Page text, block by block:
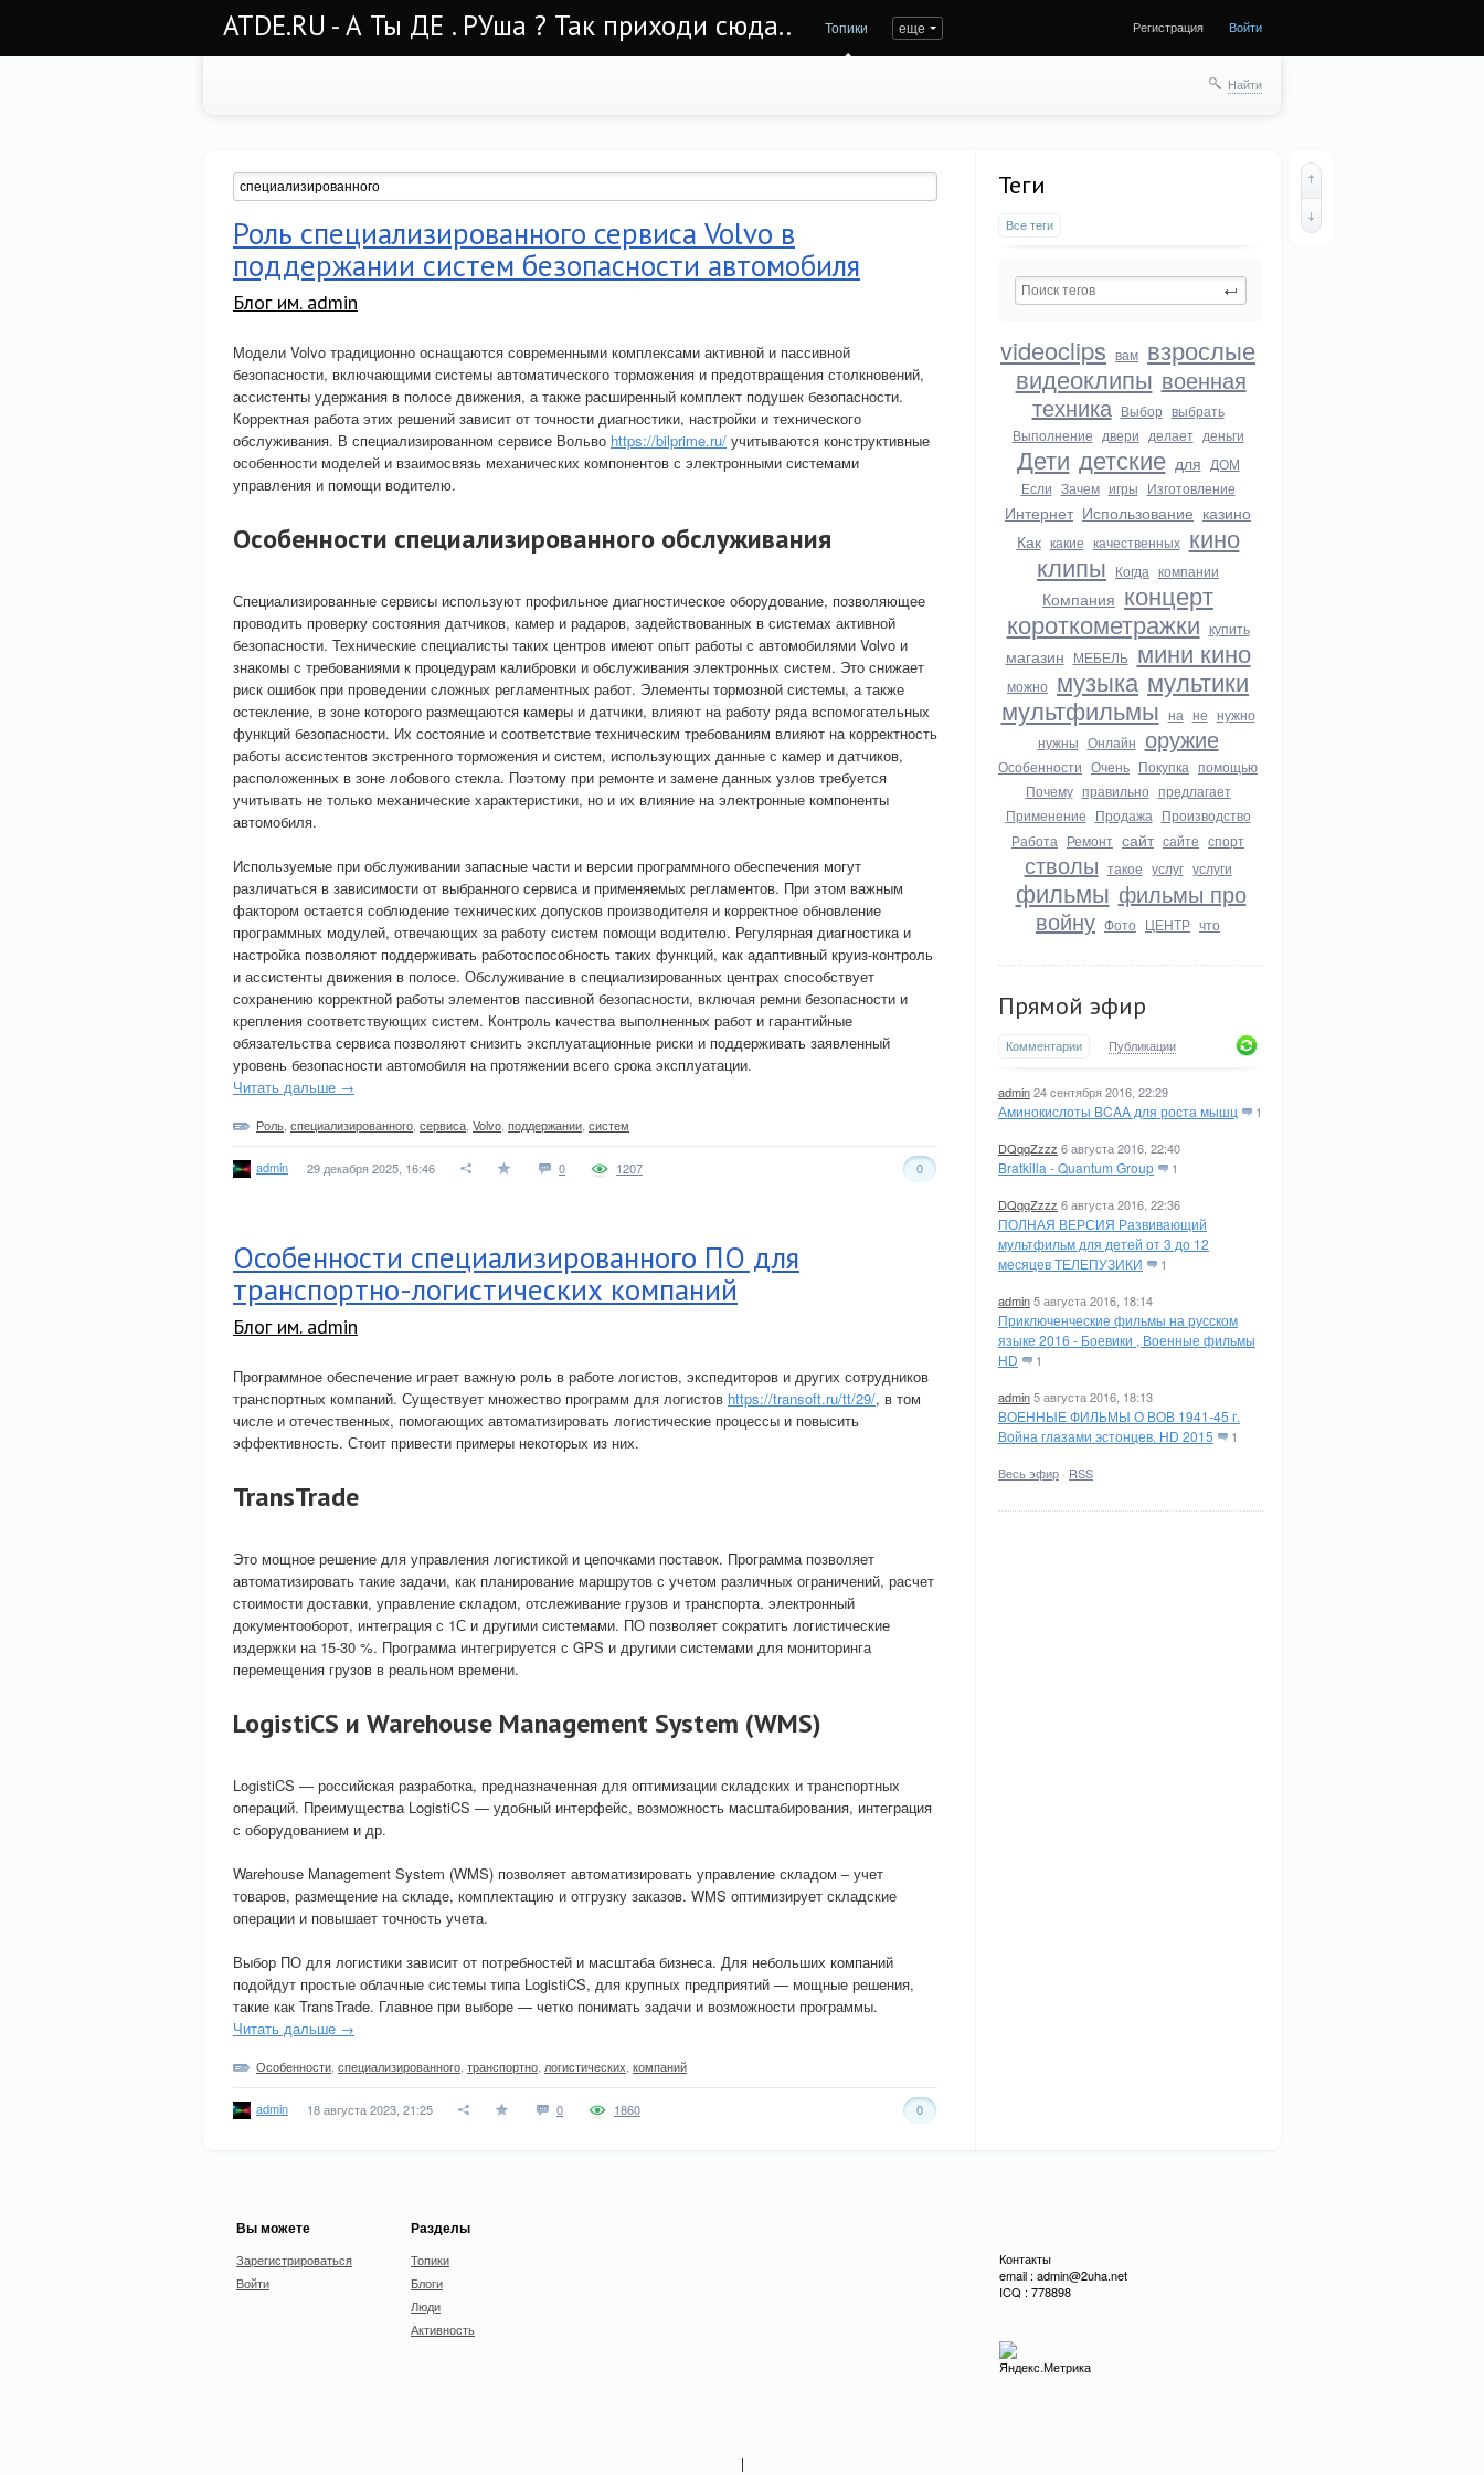
ATDE.RU - А Ты ДЕ . РУша ? Так приходи сюда.. Топики еще Регистрация Войти
Найти
Теги
Все теги
videoclips вам взрослые
видеоклипы военная
техника Выбор выбрать
Выполнение двери делает деньги
Дети детские для ДОМ
Если Зачем игры Изготовление
Интернет Использование казино
Как какие качественных кино
клипы Когда компании
Компания концерт
короткометражки купить
магазин МЕБЕЛЬ мини кино
можно музыка мультики
мультфильмы на не нужно
нужны Онлайн оружие
Особенности Очень Покупка помощью
Почему правильно предлагает
Применение Продажа Производство
Работа Ремонт сайт сайте спорт
стволы такое услуг услуги
фильмы фильмы про
войну Фото ЦЕНТР что
Прямой эфир
Комментарии Публикации
admin24 сентября 2016, 22:29
Аминокислоты BCAA для роста мышц 1
DQqqZzzz 6 августа 2016, 22:40
Bratkilla - Quantum Group 1
DQqqZzzz 6 августа 2016, 22:36
ПОЛНАЯ ВЕРСИЯ Развивающий
мультфильм для детей от 3 до 12
месяцев ТЕЛЕПУЗИКИ
1
admin5 августа 2016, 18:14
Приключенческие фильмы на русском
языке 2016 - Боевики , Военные фильмы
HD
1
admin5 августа 2016, 18:13
ВОЕННЫЕ ФИЛЬМЫ О ВОВ 1941-45 г.
Война глазами эстонцев. HD 2015
1
Весь эфир · RSS
Роль специализированного сервиса Volvo в
поддержании систем безопасности автомобиля
Блог им. admin
Модели Volvo традиционно оснащаются современными комплексами активной и пассивной
безопасности, включающими системы автоматического торможения и предотвращения столкновений,
ассистенты удержания в полосе движения, а также расширенный комплект подушек безопасности.
Корректная работа этих решений зависит от точности диагностики, настройки и технического
обслуживания. В специализированном сервисе Вольво https://bilprime.ru/ учитываются конструктивные
особенности моделей и взаимосвязь механических компонентов с электронными системами
управления и помощи водителю.
Особенности специализированного обслуживания
Специализированные сервисы используют профильное диагностическое оборудование, позволяющее
проводить проверку состояния датчиков, камер и радаров, задействованных в системах активной
безопасности. Технические специалисты таких центров имеют опыт работы с автомобилями Volvo и
знакомы с требованиями к процедурам калибровки и обслуживания электронных систем. Это снижает
риск ошибок при проведении сложных регламентных работ. Элементы тормозной системы, а также
остекление, в зоне которого размещаются камеры и датчики, влияют на работу ряда вспомогательных
функций безопасности. Их состояние и соответствие техническим требованиям влияют на корректность
работы ассистентов экстренного торможения и систем, использующих данные с камер и датчиков,
расположенных в зоне лобового стекла. Поэтому при ремонте и замене данных узлов требуется
учитывать не только механические характеристики, но и их влияние на электронные компоненты
автомобиля.
Используемые при обслуживании запасные части и версии программного обеспечения могут
различаться в зависимости от выбранного сервиса и применяемых регламентов. При этом важным
фактором остается соблюдение технических допусков производителя и корректное обновление
программных модулей, отвечающих за работу систем помощи водителю. Регулярная диагностика и
настройка позволяют поддерживать работоспособность таких функций, как адаптивный круиз-контроль
и ассистенты движения в полосе. Обслуживание в специализированных центрах способствует
сохранению корректной работы элементов пассивной безопасности, включая ремни безопасности и
крепления соответствующих систем. Контроль качества выполненных работ и гарантийные
обязательства сервиса позволяют снизить эксплуатационные риски и поддерживать заявленный
уровень безопасности автомобиля на протяжении всего срока эксплуатации.
Читать дальше →
Роль специализированного сервиса Volvo поддержании систем
admin 29 декабря 2025, 16:46 0 0
1207
Особенности специализированного ПО для
транспортно-логистических компаний
Блог им. admin
Программное обеспечение играет важную роль в работе логистов, экспедиторов и других сотрудников
транспортных компаний. Существует множество программ для логистов https://transoft.ru/tt/29/, в том
числе и отечественных, помогающих автоматизировать логистические процессы и повысить
эффективность. Стоит привести примеры некоторых из них.
TransTrade
Это мощное решение для управления логистикой и цепочками поставок. Программа позволяет
автоматизировать такие задачи, как планирование маршрутов с учетом различных ограничений, расчет
стоимости доставки, управление складом, отслеживание грузов и транспорта. электронный
документооборот, интеграция с 1С и другими системами. ПО позволяет сократить логистические
издержки на 15-30 %. Программа интегрируется с GPS и другими системами для мониторинга
перемещения грузов в реальном времени.
LogistiCS и Warehouse Management System (WMS)
LogistiCS — российская разработка, предназначенная для оптимизации складских и транспортных
операций. Преимущества LogistiCS — удобный интерфейс, возможность масштабирования, интеграция
с оборудованием и др.
Warehouse Management System (WMS) позволяет автоматизировать управление складом – учет
товаров, размещение на складе, комплектацию и отгрузку заказов. WMS оптимизирует складские
операции и повышает точность учета.
Выбор ПО для логистики зависит от потребностей и масштаба бизнеса. Для небольших компаний
подойдут простые облачные системы типа LogistiCS, для крупных предприятий — мощные решения,
такие как TransTrade. Главное при выборе — четко понимать задачи и возможности программы.
Читать дальше →
Особенности специализированного транспортно логистических компаний
admin 18 августа 2023, 21:25 0 0
1860
Вы можете
Зарегистрироваться
Войти
Разделы
Топики
Блоги
Люди
Активность
Контакты
email : admin@2uha.net
ICQ : 778898
|